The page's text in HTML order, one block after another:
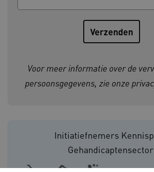
Voor meer informatie over de
persoonsgegevens, zie onze
Initiatiefnemers
CookieScriptConsent
CookieScript